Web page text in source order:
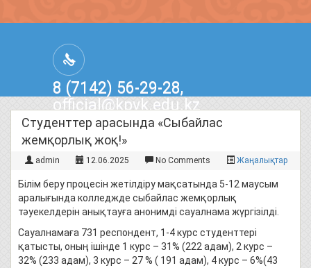
8 (7142) 56-29-28,
official@kpvk.edu.kz
г.Костанай, Проспект Кобыланды
Батыра, 3
Студенттер арасында «Сыбайлас
жемқорлық жоқ!»
admin 12.06.2025 No Comments Жаңалықтар
Білім беру процесін жетілдіру мақсатында 5-12 маусым
аралығында колледжде сыбайлас жемқорлық
тәуекелдерін анықтауға анонимді сауалнама жүргізілді.
Сауалнамаға 731 респондент, 1-4 курс студенттері
қатысты, оның ішінде 1 курс – 31% (222 адам), 2 курс –
32% (233 адам), 3 курс – 27 % ( 191 адам), 4 курс – 6%(43